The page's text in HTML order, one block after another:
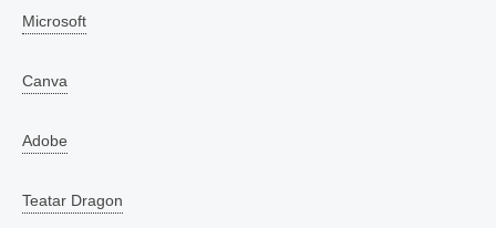
Microsoft
Canva
Adobe
Teatar Dragon